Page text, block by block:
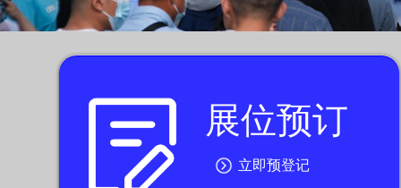
立即预登记
展位预订